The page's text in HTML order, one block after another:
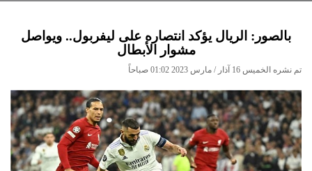
بالصور: الريال يؤكد انتصاره على ليفربول.. ويواصل
مشوار الأبطال
تم نشره الخميس 16 آذار / مارس 2023 01:02 صباحاً